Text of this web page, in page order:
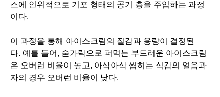
스에 인위적으로 기포 형태의 공기 층을 주입하는 과정
이다.
이 과정을 통해 아이스크림의 질감과 용량이 결정된
다. 예를 들어, 숟가락으로 퍼먹는 부드러운 아이스크림
은 오버런 비율이 높고, 아삭아삭 씹히는 식감의 얼음과
자의 경우 오버런 비율이 낮다.